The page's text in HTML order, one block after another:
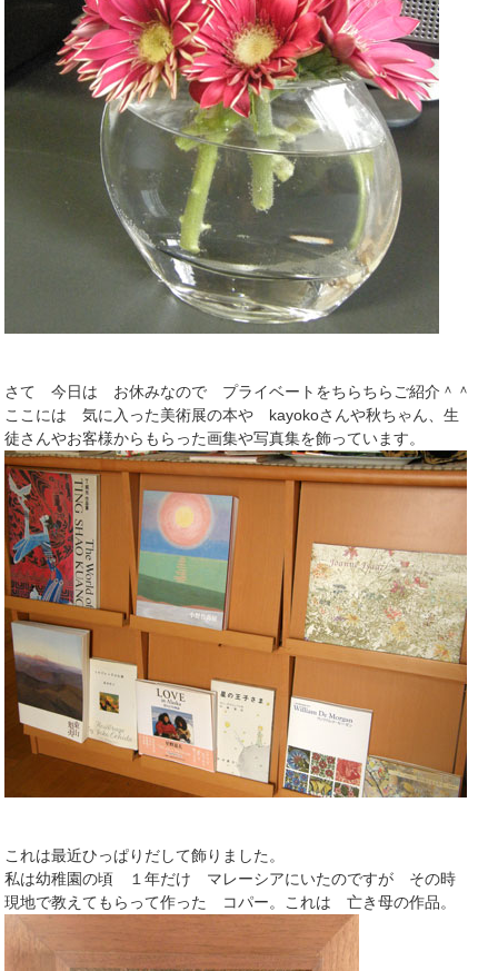
さて 今日は お休みなので プライベートをちらちらご紹介＾＾
ここには 気に入った美術展の本や kayokoさんや秋ちゃん、生
徒さんやお客様からもらった画集や写真集を飾っています。
これは最近ひっぱりだして飾りました。
私は幼稚園の頃 １年だけ マレーシアにいたのですが その時
現地で教えてもらって作った コパー。これは 亡き母の作品。